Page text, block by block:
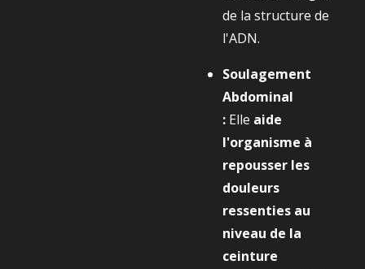
de la structure de
l'ADN.
Soulagement
Abdominal
: Elle aide
l'organisme à
repousser les
douleurs
ressenties au
niveau de la
ceinture